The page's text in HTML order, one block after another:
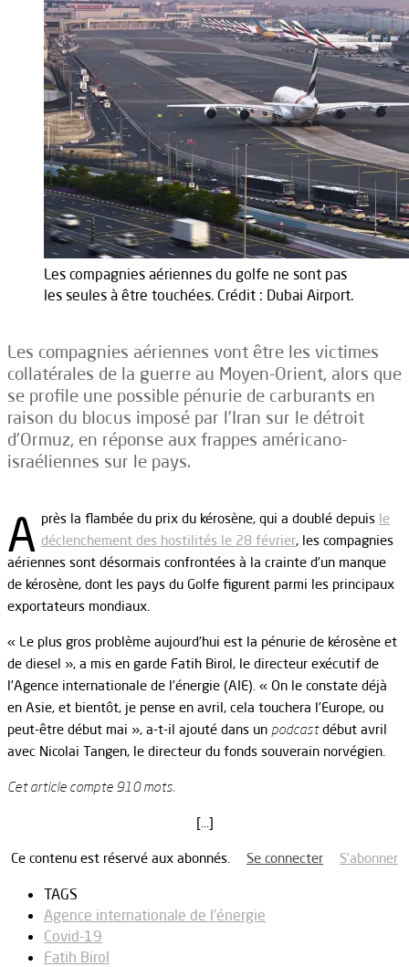
Les compagnies aériennes du golfe ne sont pas
les seules à être touchées. Crédit : Dubai Airport.
Les compagnies aériennes vont être les victimes
collatérales de la guerre au Moyen-Orient, alors que
se profile une possible pénurie de carburants en
raison du blocus imposé par l’Iran sur le détroit
d’Ormuz, en réponse aux frappes américano-
israéliennes sur le pays.
A près la flambée du prix du kérosène, qui a doublé depuis le
déclenchement des hostilités le 28 février, les compagnies
aériennes sont désormais confrontées à la crainte d’un manque
de kérosène, dont les pays du Golfe figurent parmi les principaux
exportateurs mondiaux.
« Le plus gros problème aujourd’hui est la pénurie de kérosène et
de diesel », a mis en garde Fatih Birol, le directeur exécutif de
l’Agence internationale de l’énergie (AIE). « On le constate déjà
en Asie, et bientôt, je pense en avril, cela touchera l’Europe, ou
peut-être début mai », a-t-il ajouté dans un podcastdébut avril
avec Nicolai Tangen, le directeur du fonds souverain norvégien.
Cet article compte 910 mots.
[…]
Ce contenu est réservé aux abonnés. Se connecter S’abonner
TAGS
Agence internationale de l’énergie
Covid-19
Fatih Birol